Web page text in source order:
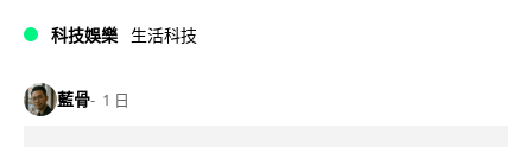
科技娛樂 生活科技
藍骨 1 日